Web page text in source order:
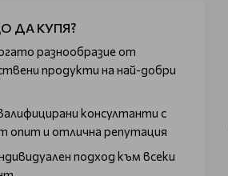
ДА КУПЯ?
разнообразие от
продукти на най-добри
консултанти с
опит и отлична репутация
подход към всеки